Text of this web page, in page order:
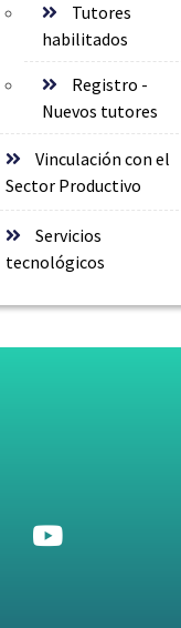
Tutores
habilitados
Registro -
Nuevos tutores
Vinculación con el
Sector Productivo
Servicios
tecnológicos